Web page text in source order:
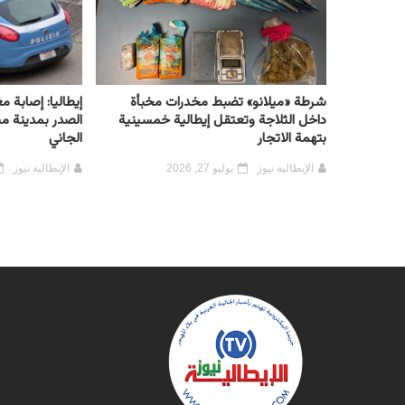
شرطة «ميلانو» تضبط مخدرات مخبأة
داخل الثلاجة وتعتقل إيطالية خمسينية
بتهمة الاتجار
الإيطالية نيوز يوليو 27, 2026
إيطاليا:
الصدر بمدينة
الجاني
الإيطالية نيوز